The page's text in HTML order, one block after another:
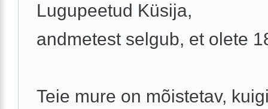
Lugupeetud Küsija,
andmetest selgub, et olete
Teie mure on mõistetav,